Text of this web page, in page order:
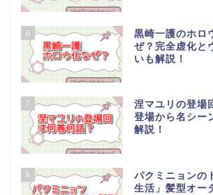
6
黒崎一護のホロ
ぜ？完全虚化と
いも解説！
7
涅マユリの登場
登場から名シー
解説！
8
パクミニョンの
生活」髪型オー